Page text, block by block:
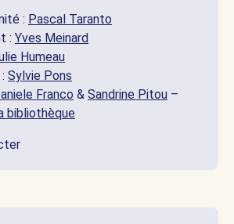
: Pascal Taranto
: Yves Meinard
Humeau
Sylvie Pons
Franco & Sandrine Pitou –
bibliothèque